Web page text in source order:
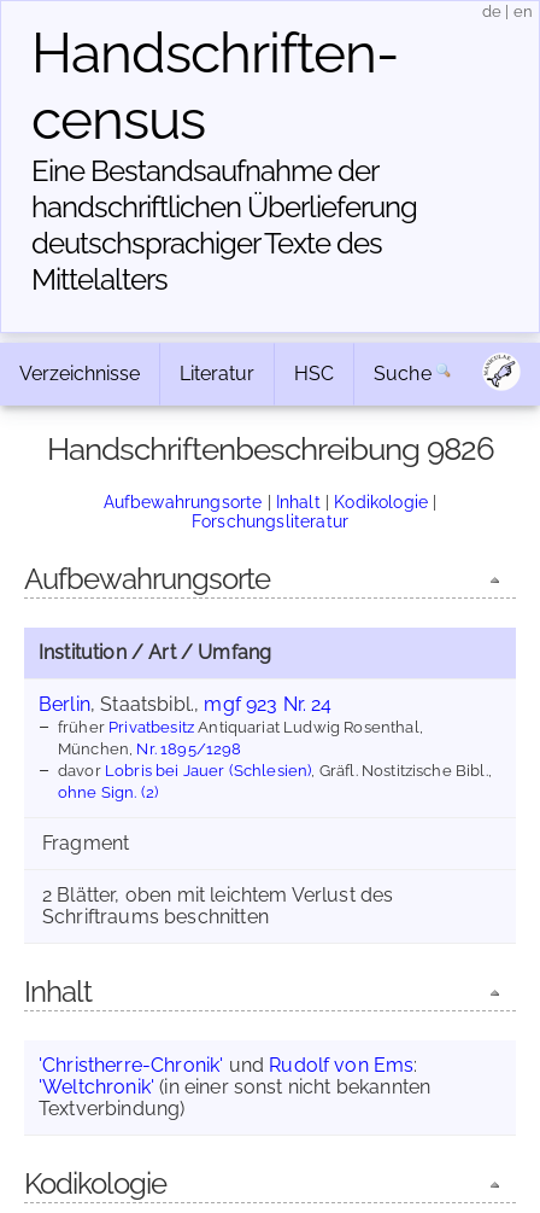
Handschriften­
census
Eine Bestandsaufnahme der
handschriftlichen Über­lieferung
deutschsprachiger Texte des
Mittelalters
de en
Verzeichnisse Literatur HSC Suche
Handschriftenbeschreibung 9826
Aufbewahrungsorte | Inhalt | Kodikologie |
Forschungsliteratur
Aufbewahrungsorte
Institution / Art / Umfang
Berlin, Staatsbibl., mgf 923 Nr. 24
früher PrivatbesitzAntiquariat Ludwig Rosenthal,
München, Nr. 1895/1298
davor Lobris bei Jauer (Schlesien) , Gräfl. Nostitzische Bibl.,
ohne Sign. (2)
Fragment
2 Blätter, oben mit leichtem Verlust des
Schriftraums beschnitten
Inhalt
'Christherre-Chronik' und Rudolf von Ems:
'Weltchronik' (in einer sonst nicht bekannten
Textverbindung)
Kodikologie